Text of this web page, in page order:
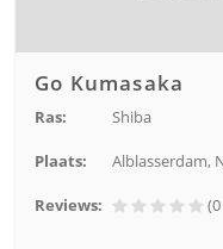
Go Kumasaka
Ras: Shiba
Plaats: Alblasserdam,
Reviews: (0